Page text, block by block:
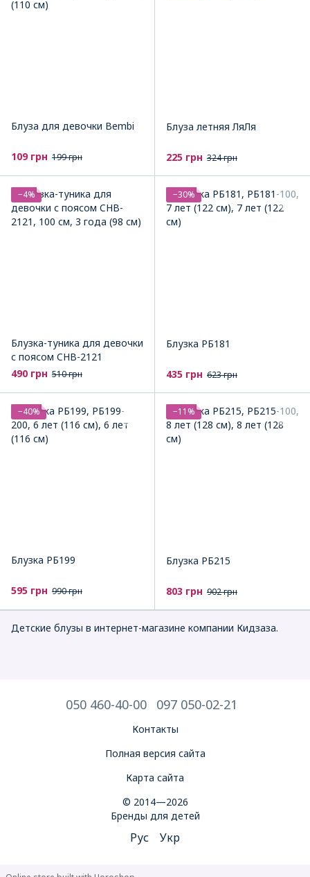
Блуза для девочки Bembi
109 грн 199 грн
Блуза летняя ЛяЛя
225 грн 324 грн
−4%
Блузка-туника для девочки
с поясом CHB-2121
490 грн 510 грн
−30%
Блузка РБ181
435 грн 623 грн
−40%
Блузка РБ199
595 грн 990 грн
−11%
Блузка РБ215
803 грн 902 грн
Детские блузы в интернет-магазине компании Кидзаза.
050 460-40-00 097 050-02-21
Контакты
Полная версия сайта
Карта сайта
© 2014—2026
Бренды для детей
Рус Укр